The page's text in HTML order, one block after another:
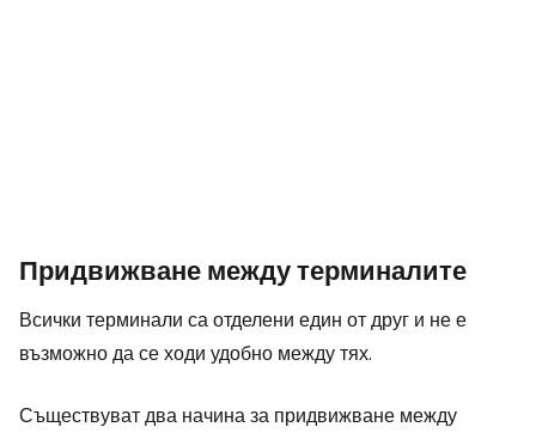
Придвижване между терминалите
Всички терминали са отделени един от друг и не е
възможно да се ходи удобно между тях.
Съществуват два начина за придвижване между